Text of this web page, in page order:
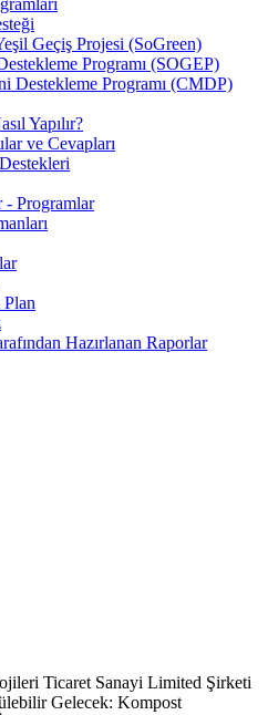
Geçiş Projesi (SoGreen)
Programı (SOGEP)
Destekleme Programı (CMDP)
Yapılır?
ve Cevapları
- Programlar
Hazırlanan Raporlar
Ticaret Sanayi Limited Şirketi
Gelecek: Kompost